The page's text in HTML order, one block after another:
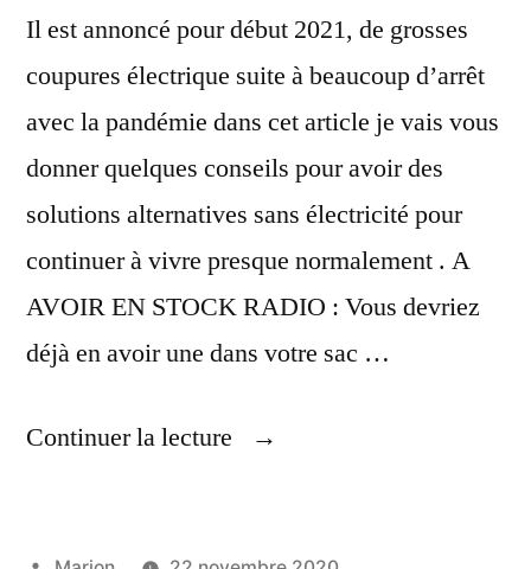
Il est annoncé pour début 2021, de grosses
coupures électrique suite à beaucoup d’arrêt
avec la pandémie dans cet article je vais vous
donner quelques conseils pour avoir des
solutions alternatives sans électricité pour
continuer à vivre presque normalement . A
AVOIR EN STOCK RADIO : Vous devriez
déjà en avoir une dans votre sac …
Continuer la lecture
« Solutions